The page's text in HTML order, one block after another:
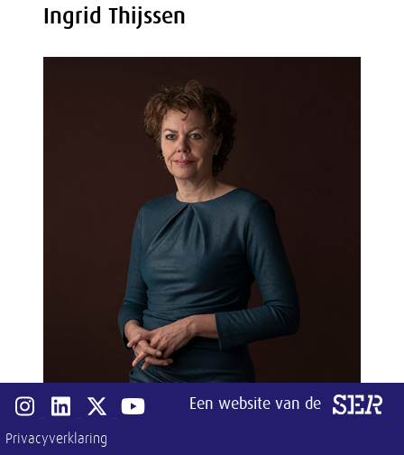
Ingrid Thijssen
Een website van de
Open instagram van SER
Open linkedin van SER
Open x-twitter van SER
Open youtube van SER
Privacyverklaring